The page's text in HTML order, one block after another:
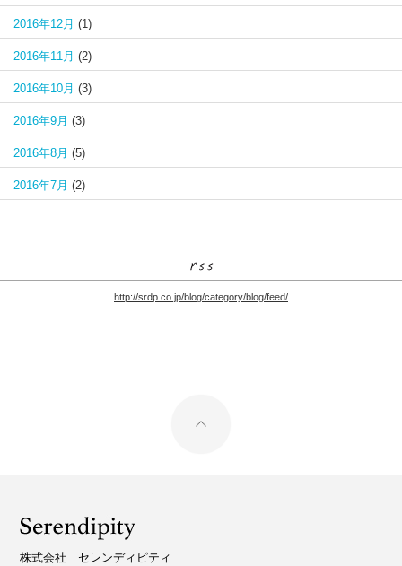
2016年12月 (1)
2016年11月 (2)
2016年10月 (3)
2016年9月 (3)
2016年8月 (5)
2016年7月 (2)
http://srdp.co.jp/blog/category/blog/feed/
株式会社 セレンディピティ